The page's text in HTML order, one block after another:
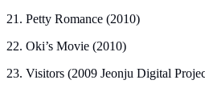
21. Petty Romance (2010)
22. Oki’s Movie (2010)
23. Visitors (2009 Jeonju Digital